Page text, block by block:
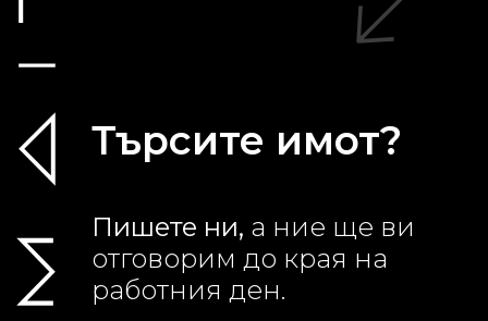
Търсите имот?
Пишете ни, а ние ще ви
отговорим до края на
работния ден.